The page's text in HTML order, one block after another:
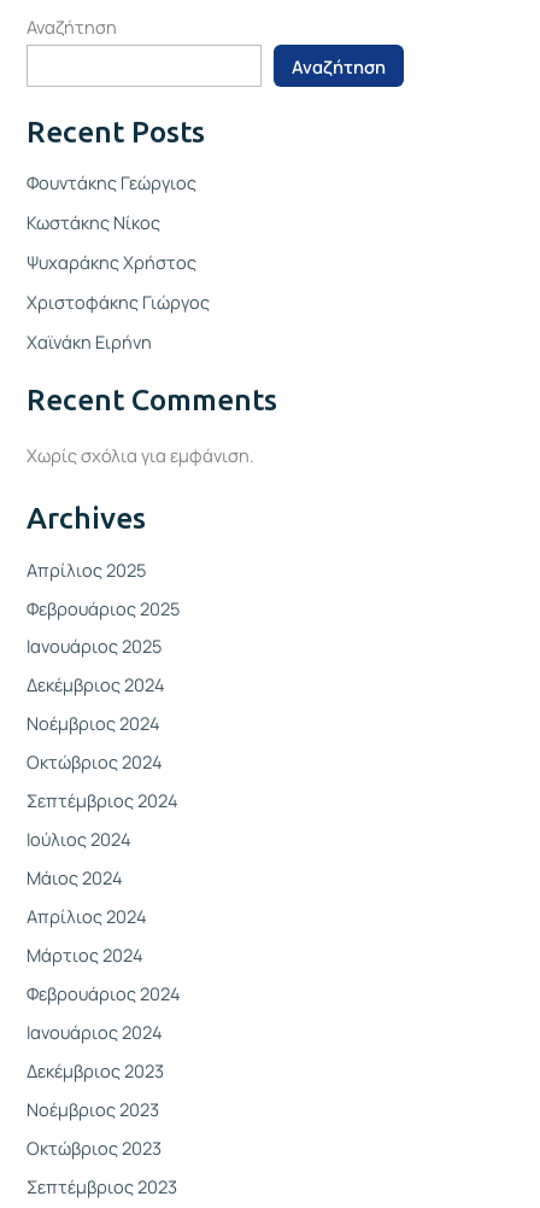
Αναζήτηση
Αναζήτηση
Recent Posts
Φουντάκης Γεώργιος
Κωστάκης Νίκος
Ψυχαράκης Χρήστος
Χριστοφάκης Γιώργος
Χαϊνάκη Ειρήνη
Recent Comments
Χωρίς σχόλια για εμφάνιση.
Archives
Απρίλιος 2025
Φεβρουάριος 2025
Ιανουάριος 2025
Δεκέμβριος 2024
Νοέμβριος 2024
Οκτώβριος 2024
Σεπτέμβριος 2024
Ιούλιος 2024
Μάιος 2024
Απρίλιος 2024
Μάρτιος 2024
Φεβρουάριος 2024
Ιανουάριος 2024
Δεκέμβριος 2023
Νοέμβριος 2023
Οκτώβριος 2023
Σεπτέμβριος 2023